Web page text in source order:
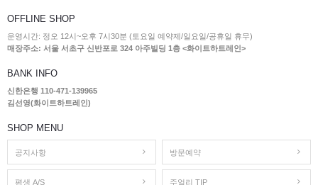
OFFLINE SHOP
운영시간: 정오 12시~오후 7시30분 (토요일 예약제/일요일/공휴일 휴무)
매장주소: 서울 서초구 신반포로 324 아주빌딩 1층 <화이트하트레인>
BANK INFO
신한은행 110-471-139965
김선영(화이트하트레인)
SHOP MENU
공지사항 방문예약
평생 A/S 주얼리 TIP